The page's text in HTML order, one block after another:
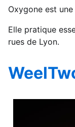
Oxygone est
Elle pratique
rues de Lyon.